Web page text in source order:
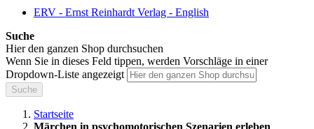
ERV - Ernst Reinhardt Verlag - English
Suche
Hier den ganzen Shop durchsuchen
Wenn Sie in dieses Feld tippen, werden Vorschläge in einer
Dropdown-Liste angezeigt
Suche
Startseite
Märchen in psychomotorischen Szenarien erleben